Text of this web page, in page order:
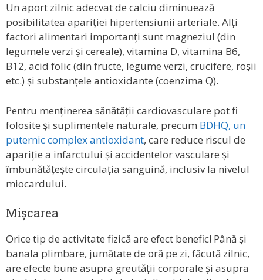
Un aport zilnic adecvat de calciu diminuează
posibilitatea apariției hipertensiunii arteriale. Alți
factori alimentari importanți sunt magneziul (din
legumele verzi și cereale), vitamina D, vitamina B6,
B12, acid folic (din fructe, legume verzi, crucifere, roșii
etc.) și substanțele antioxidante (coenzima Q).
Pentru menținerea sănătății cardiovasculare pot fi
folosite și suplimentele naturale, precum BDHQ, un
puternic complex antioxidant, care reduce riscul de
apariție a infarctului și accidentelor vasculare și
îmbunătățește circulația sanguină, inclusiv la nivelul
miocardului.
Mișcarea
Orice tip de activitate fizică are efect benefic! Până și
banala plimbare, jumătate de oră pe zi, făcută zilnic,
are efecte bune asupra greutății corporale și asupra